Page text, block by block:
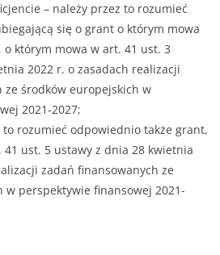
– należy przez to rozumieć
się o grant o którym mowa
którym mowa w art. 41 ust. 3
2022 r. o zasadach realizacji
ze środków europejskich w
2021-2027;
rozumieć odpowiednio także grant,
ust. 5 ustawy z dnia 28 kwietnia
zadań finansowanych ze
w perspektywie finansowej 2021-